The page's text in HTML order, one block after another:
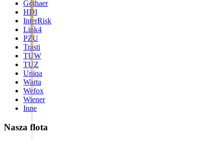
Gothaer
HDI
InterRisk
Link4
PZU
Trasti
TUW
TUZ
Uniqa
Warta
Wefox
Wiener
Inne
Nasza flota